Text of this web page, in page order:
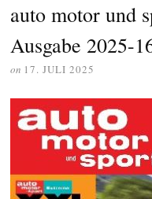
auto motor und
Ausgabe 2025-
on 17. JULI 2025